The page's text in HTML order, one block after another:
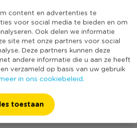
content en advertenties te
voor social media te bieden en om
Ook delen we informatie
site met onze partners voor social
Deze partners kunnen deze
andere informatie die u aan ze heeft
verzameld op basis van uw gebruik
in ons cookiebeleid.
toestaan
31
3.5
Bruin
17
(Nog) geen score
bekend